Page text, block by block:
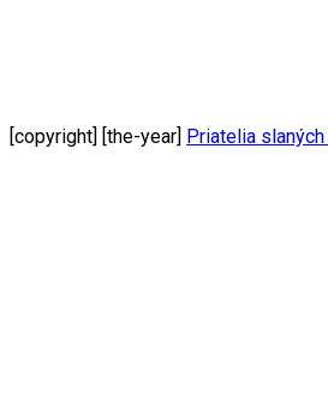
[copyright] [the-year] Priatelia